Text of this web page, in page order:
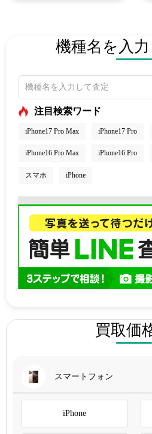
機種名を入
注目検索ワード
iPhone17 Pro Max iPhone17 Pro
iPhone16 Pro Max iPhone16 Pro
スマホ iPhone
買取価
スマートフォン
iPhone